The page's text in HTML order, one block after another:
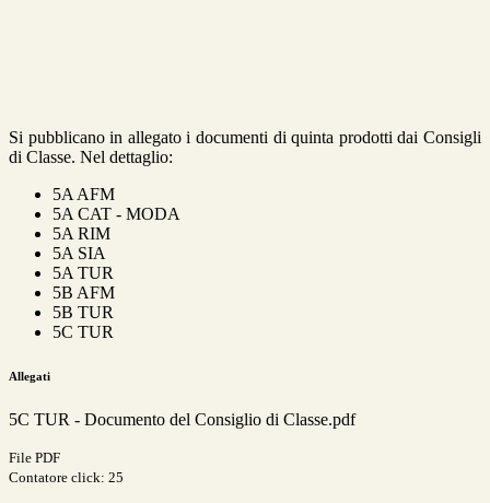
Si pubblicano in allegato i documenti di quinta prodotti dai Consigli
di Classe. Nel dettaglio:
5A AFM
5A CAT - MODA
5A RIM
5A SIA
5A TUR
5B AFM
5B TUR
5C TUR
Allegati
5C TUR - Documento del Consiglio di Classe.pdf
File PDF
Contatore click: 25